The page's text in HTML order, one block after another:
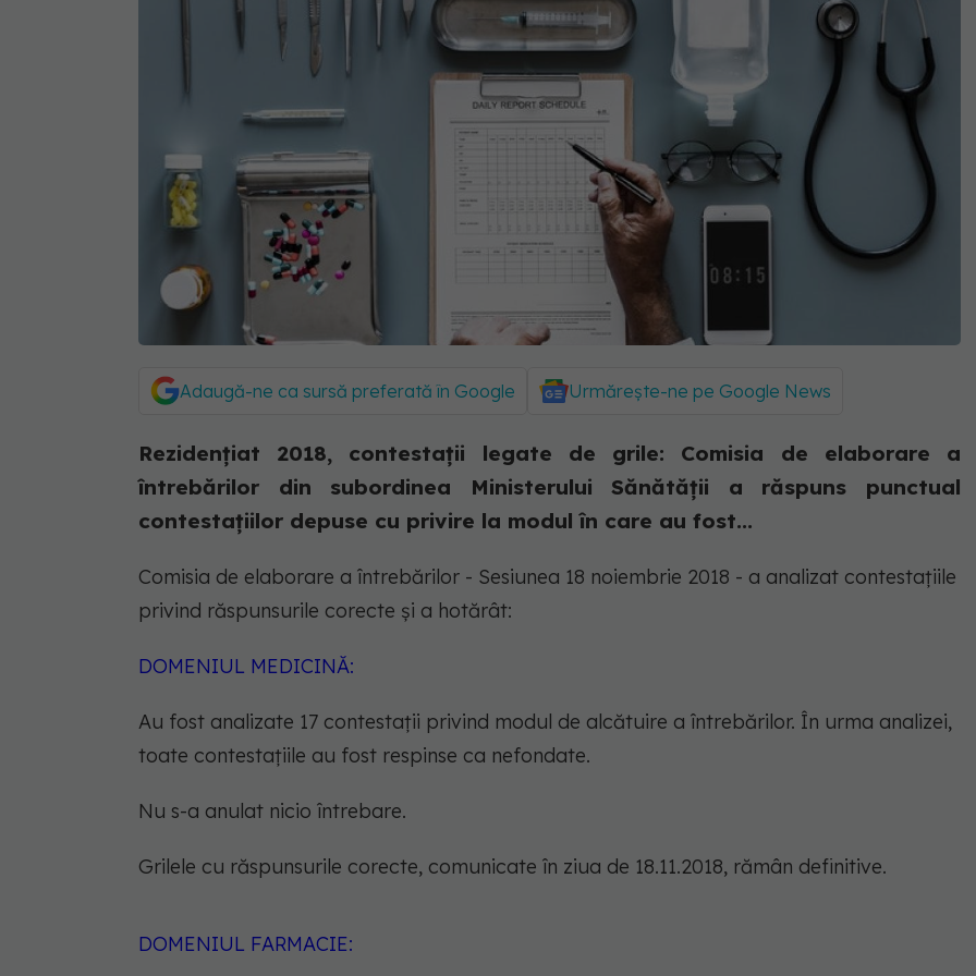
Adaugă-ne ca sursă preferată în Google Urmărește-ne pe Google News
Rezidențiat 2018, contestații legate de grile: Comisia de elaborare a
întrebărilor din subordinea Ministerului Sănătății a răspuns punctual
contestațiilor depuse cu privire la modul în care au fost...
Comisia de elaborare a întrebărilor - Sesiunea 18 noiembrie 2018 - a analizat contestațiile
privind răspunsurile corecte și a hotărât:
DOMENIUL MEDICINĂ:
Au fost analizate 17 contestații privind modul de alcătuire a întrebărilor. În urma analizei,
toate contestațiile au fost respinse ca nefondate.
Nu s-a anulat nicio întrebare.
Grilele cu răspunsurile corecte, comunicate în ziua de 18.11.2018, rămân definitive.
DOMENIUL FARMACIE: